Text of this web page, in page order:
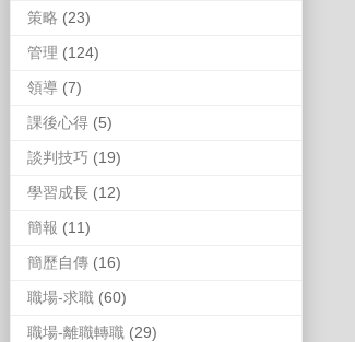
策略 (23)
管理 (124)
領導 (7)
課後心得 (5)
談判技巧 (19)
學習成長 (12)
簡報 (11)
簡歷自傳 (16)
職場-求職 (60)
職場-離職轉職 (29)